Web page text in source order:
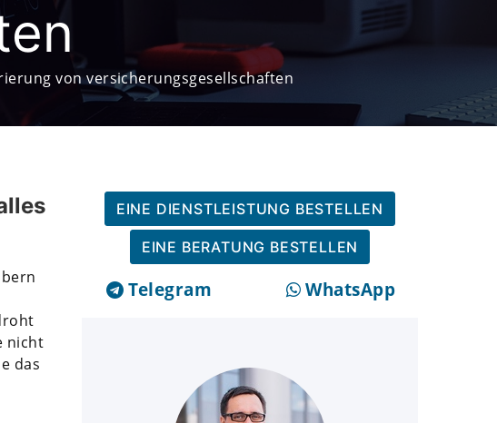
von versicherungsgesellschaften
nicht
das
EINE DIENSTLEISTUNG BESTELLEN
EINE BERATUNG BESTELLEN
Telegram WhatsApp